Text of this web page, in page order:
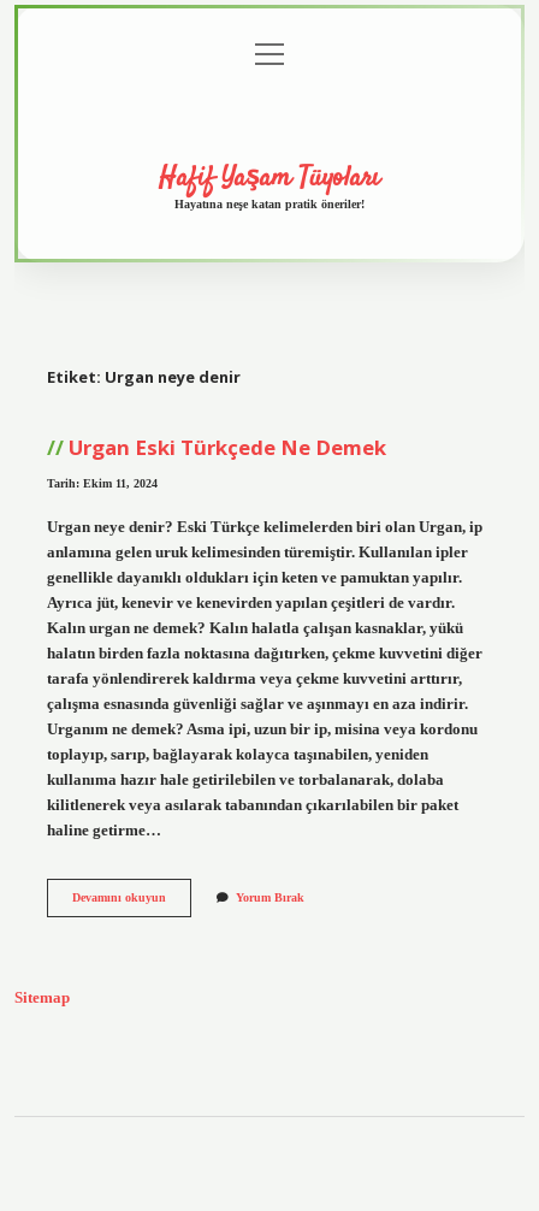
menüyü
aç
Hafif Yaşam Tüyoları
Hayatına neşe katan pratik öneriler!
Etiket: Urgan neye denir
Urgan Eski Türkçede Ne Demek
Tarih: Ekim 11, 2024
Urgan neye denir? Eski Türkçe kelimelerden biri olan Urgan, ip
anlamına gelen uruk kelimesinden türemiştir. Kullanılan ipler
genellikle dayanıklı oldukları için keten ve pamuktan yapılır.
Ayrıca jüt, kenevir ve kenevirden yapılan çeşitleri de vardır.
Kalın urgan ne demek? Kalın halatla çalışan kasnaklar, yükü
halatın birden fazla noktasına dağıtırken, çekme kuvvetini diğer
tarafa yönlendirerek kaldırma veya çekme kuvvetini arttırır,
çalışma esnasında güvenliği sağlar ve aşınmayı en aza indirir.
Urganım ne demek? Asma ipi, uzun bir ip, misina veya kordonu
toplayıp, sarıp, bağlayarak kolayca taşınabilen, yeniden
kullanıma hazır hale getirilebilen ve torbalanarak, dolaba
kilitlenerek veya asılarak tabanından çıkarılabilen bir paket
haline getirme…
Devamını okuyunUrgan
Yorum Bırak
Sitemap